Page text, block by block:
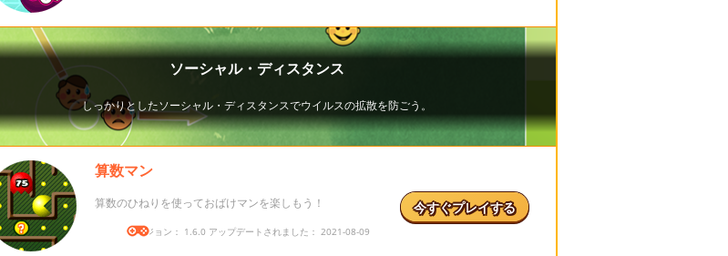
算数マン
算数のひねりを使っておばけマンを楽しもう！
バージョン： 1.6.0 アップデートされました： 2021-08-09
今すぐプレイする